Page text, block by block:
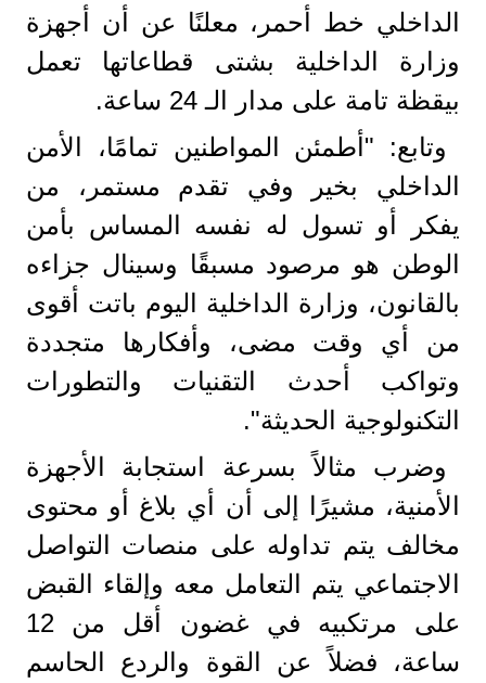
الداخلي خط أحمر، معلنًا عن أن أجهزة
وزارة الداخلية بشتى قطاعاتها تعمل
بيقظة تامة على مدار الـ 24 ساعة.
وتابع: "أطمئن المواطنين تمامًا، الأمن
الداخلي بخير وفي تقدم مستمر، من
يفكر أو تسول له نفسه المساس بأمن
الوطن هو مرصود مسبقًا وسينال جزاءه
بالقانون، وزارة الداخلية اليوم باتت أقوى
من أي وقت مضى، وأفكارها متجددة
وتواكب أحدث التقنيات والتطورات
التكنولوجية الحديثة".
وضرب مثالاً بسرعة استجابة الأجهزة
الأمنية، مشيرًا إلى أن أي بلاغ أو محتوى
مخالف يتم تداوله على منصات التواصل
الاجتماعي يتم التعامل معه وإلقاء القبض
على مرتكبيه في غضون أقل من 12
ساعة، فضلاً عن القوة والردع الحاسم